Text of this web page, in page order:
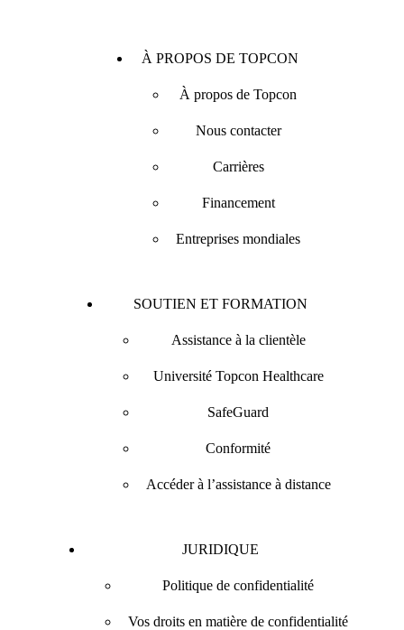
À PROPOS DE TOPCON
À propos de Topcon
Nous contacter
Carrières
Financement
Entreprises mondiales
SOUTIEN ET FORMATION
Assistance à la clientèle
Université Topcon Healthcare
SafeGuard
Conformité
Accéder à l’assistance à distance
JURIDIQUE
Politique de confidentialité
Vos droits en matière de confidentialité